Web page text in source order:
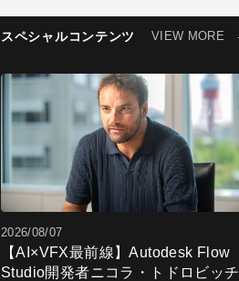
スペシャルコンテンツ VIEW MORE
2026/08/07
【AI×VFX最前線】Autodesk Flow
Studio開発者ニコラ・トドロビッチ